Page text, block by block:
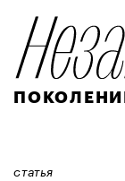
статья